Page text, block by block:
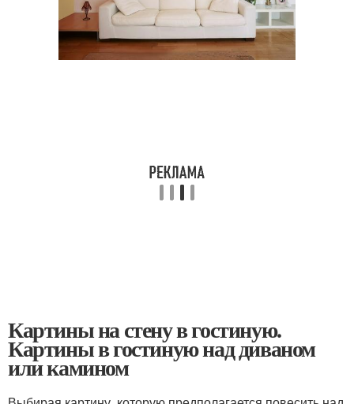
Картины на стену в гостиную.
Картины в гостиную над диваном
или камином